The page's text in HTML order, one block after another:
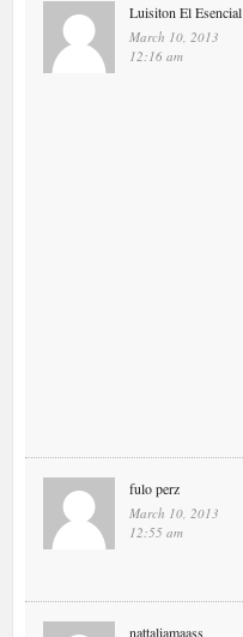
Luisiton El Esencial
March 10, 2013
12:16 am
fulo perz
March 10, 2013
12:55 am
nattaliamaass